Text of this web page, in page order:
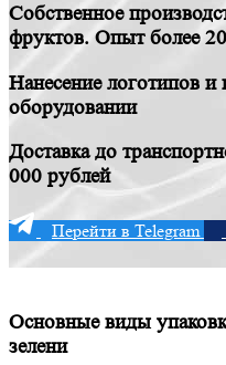
Собственное
фруктов. Опыт более
Нанесение логотипов
оборудовании
Доставка до
000 рублей
Перейти в Telegram
Основные виды
зелени